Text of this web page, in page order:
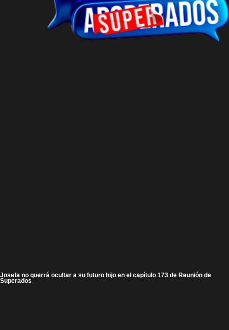
Josefa no querrá ocultar a su futuro hijo en el capítulo 173 de Reunión de
Superados